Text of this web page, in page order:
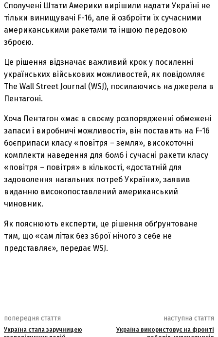
Сполучені Штати Америки вирішили надати Україні не
тільки винищувачі F-16, але й озброїти їх сучасними
американськими ракетами та іншою передовою
зброєю.
Це рішення відзначає важливий крок у посиленні
українських військових можливостей, як повідомляє
The Wall Street Journal (WSJ), посилаючись на джерела в
Пентагоні.
Хоча Пентагон «має в своєму розпорядженні обмежені
запаси і виробничі можливості», він поставить на F-16
боєприпаси класу «повітря – земля», високоточні
комплекти наведення для бомб і сучасні ракети класу
«повітря – повітря» в кількості, «достатній для
задоволення нагальних потреб України», заявив
виданню високопоставлений американський
чиновник.
Як пояснюють експерти, це рішення обґрунтоване
тим, що «сам літак без зброї нічого з себе не
представляє», передає WSJ.
попередня стаття
Україна стала заручницею
наступна стаття
Україна використовує на фронті